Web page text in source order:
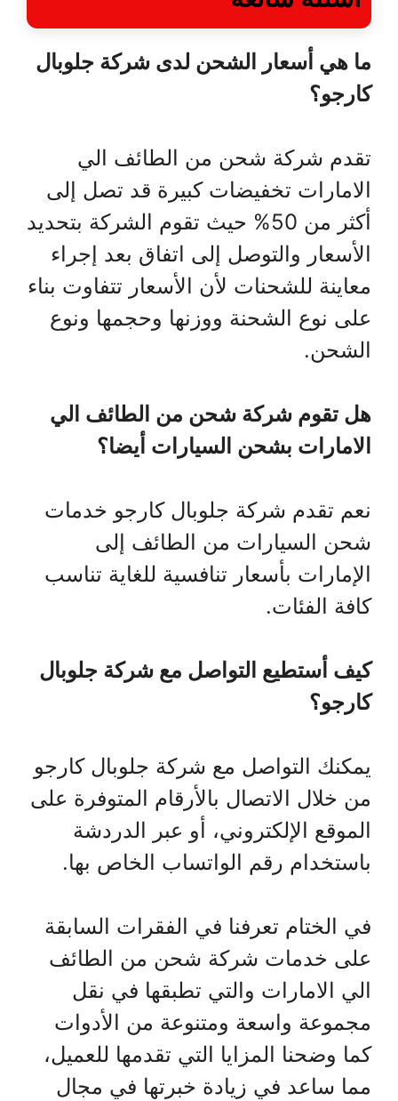
ما هي أسعار الشحن لدى شركة جلوبال
كارجو؟
تقدم شركة شحن من الطائف الي
الامارات تخفيضات كبيرة قد تصل إلى
أكثر من 50% حيث تقوم الشركة بتحديد
الأسعار والتوصل إلى اتفاق بعد إجراء
معاينة للشحنات لأن الأسعار تتفاوت بناء
على نوع الشحنة ووزنها وحجمها ونوع
الشحن.
هل تقوم شركة شحن من الطائف الي
الامارات بشحن السيارات أيضا؟
نعم تقدم شركة جلوبال كارجو خدمات
شحن السيارات من الطائف إلى
الإمارات بأسعار تنافسية للغاية تناسب
كافة الفئات.
كيف أستطيع التواصل مع شركة جلوبال
كارجو؟
يمكنك التواصل مع شركة جلوبال كارجو
من خلال الاتصال بالأرقام المتوفرة على
الموقع الإلكتروني، أو عبر الدردشة
باستخدام رقم الواتساب الخاص بها.
في الختام تعرفنا في الفقرات السابقة
على خدمات شركة شحن من الطائف
الي الامارات والتي تطبقها في نقل
مجموعة واسعة ومتنوعة من الأدوات
كما وضحنا المزايا التي تقدمها للعميل،
مما ساعد في زيادة خبرتها في مجال